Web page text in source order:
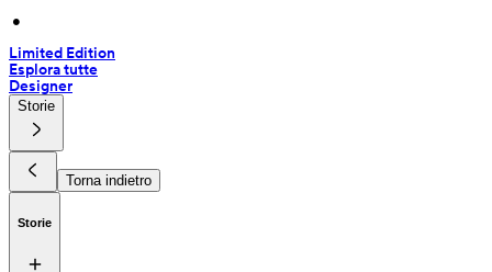
•
Limited Edition
Esplora tutte
Designer
Storie
Torna indietro
Storie